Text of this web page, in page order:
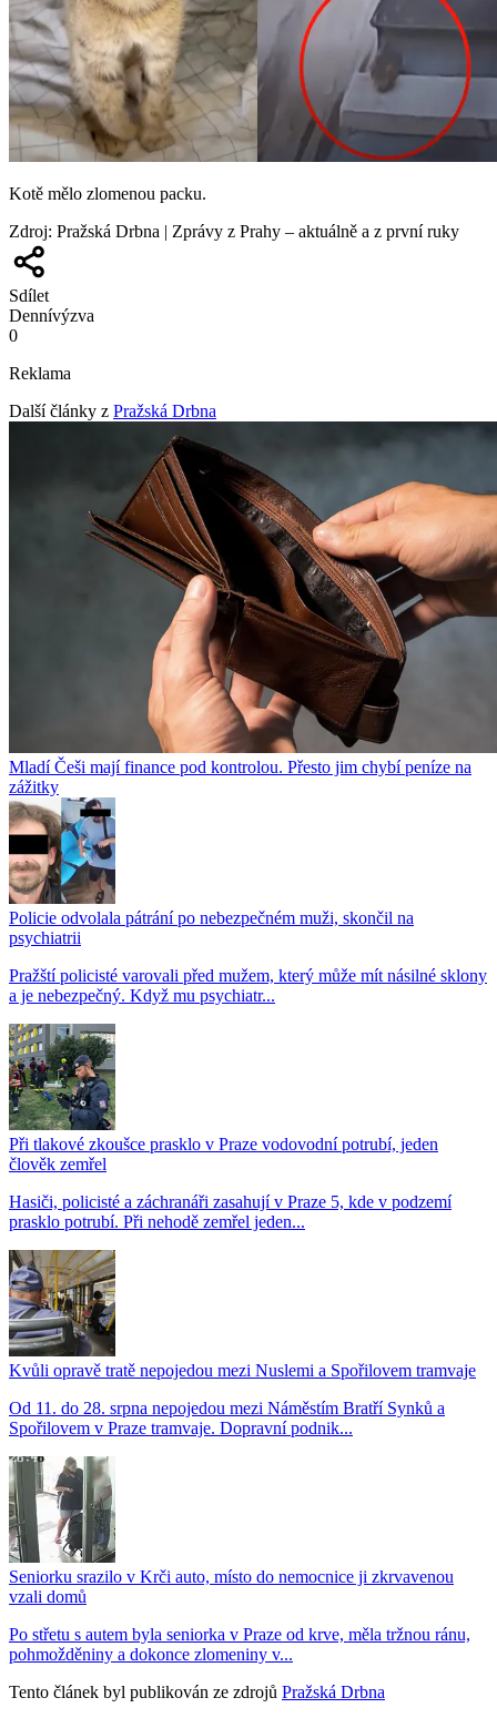
Kotě mělo zlomenou packu.
Zdroj: Pražská Drbna | Zprávy z Prahy – aktuálně a z první ruky
Sdílet
Dennívýzva
0
Reklama
Další články z Pražská Drbna
Mladí Češi mají finance pod kontrolou. Přesto jim chybí peníze na
zážitky
Policie odvolala pátrání po nebezpečném muži, skončil na
psychiatrii
Pražští policisté varovali před mužem, který může mít násilné sklony
a je nebezpečný. Když mu psychiatr...
Při tlakové zkoušce prasklo v Praze vodovodní potrubí, jeden
člověk zemřel
Hasiči, policisté a záchranáři zasahují v Praze 5, kde v podzemí
prasklo potrubí. Při nehodě zemřel jeden...
Kvůli opravě tratě nepojedou mezi Nuslemi a Spořilovem tramvaje
Od 11. do 28. srpna nepojedou mezi Náměstím Bratří Synků a
Spořilovem v Praze tramvaje. Dopravní podnik...
Seniorku srazilo v Krči auto, místo do nemocnice ji zkrvavenou
vzali domů
Po střetu s autem byla seniorka v Praze od krve, měla tržnou ránu,
pohmožděniny a dokonce zlomeniny v...
Tento článek byl publikován ze zdrojů Pražská Drbna